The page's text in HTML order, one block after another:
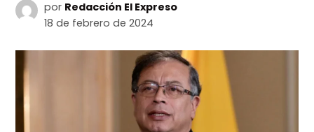
por Redacción El Expreso
18 de febrero de 2024